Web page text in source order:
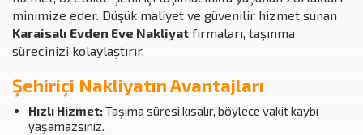
minimize eder. Düşük maliyet ve güvenilir hizmet sunan
Karaisalı Evden Eve Nakliyat firmaları, taşınma
sürecinizi kolaylaştırır.
Şehiriçi Nakliyatın Avantajları
Hızlı Hizmet:Taşıma süresi kısalır, böylece vakit kaybı
yaşamazsınız.